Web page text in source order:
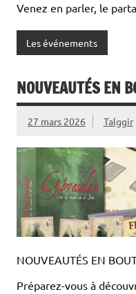
Venez en parler, le
Les événements
NOUVEAUTÉS EN
27 mars 2026 Talggir
NOUVEAUTÉS EN
Préparez-vous à